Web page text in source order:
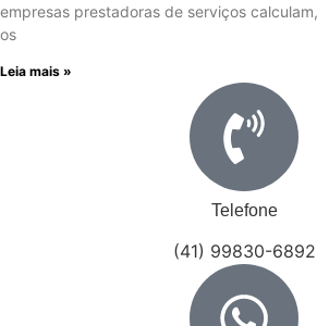
empresas prestadoras de serviços
os
Leia mais »
Telefone
(41) 99830-6892